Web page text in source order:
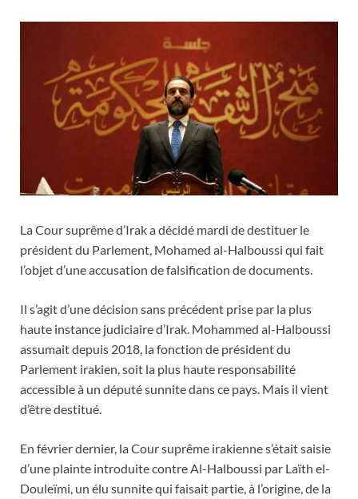
La Cour suprême d’Irak a décidé mardi de destituer le
président du Parlement, Mohamed al-Halboussi qui fait
l’objet d’une accusation de falsification de documents.
Il s’agit d’une décision sans précédent prise par la plus
haute instance judiciaire d’Irak. Mohammed al-Halboussi
assumait depuis 2018, la fonction de président du
Parlement irakien, soit la plus haute responsabilité
accessible à un député sunnite dans ce pays. Mais il vient
d’être destitué.
En février dernier, la Cour suprême irakienne s’était saisie
d’une plainte introduite contre Al-Halboussi par Laïth el-
Douleïmi, un élu sunnite qui faisait partie, à l’origine, de la